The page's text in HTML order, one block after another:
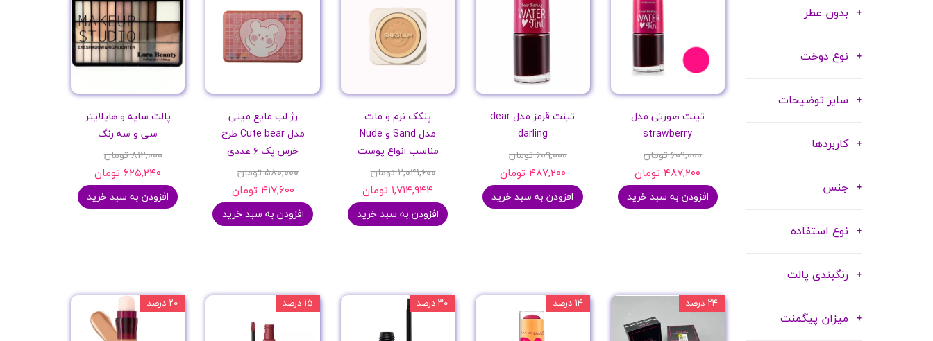
بدون عطر
نوع دوخت
سایر توضیحات
کاربردها
جنس
نوع استفاده
رنگبندی پالت
میزان پیگمنت
تینت صورتی مدل
strawberry
۶۰۹,۰۰۰ تومان
۴۸۷,۲۰۰ تومان
افزودن به سبد خرید
تینت قرمز مدل dear
darling
۶۰۹,۰۰۰ تومان
۴۸۷,۲۰۰ تومان
افزودن به سبد خرید
پنکک نرم و مات
مدل Sand و Nude
مناسب انواع پوست
۲,۰۴۱,۶۰۰ تومان
۱,۷۱۴,۹۴۴ تومان
افزودن به سبد خرید
رژ لب مایع مینی
مدل Cute bear طرح
خرس پک ۶ عددی
۵۸۰,۰۰۰ تومان
۴۱۷,۶۰۰ تومان
افزودن به سبد خرید
پالت سایه و هایلایتر
سی و سه رنگ
۸۱۲,۰۰۰ تومان
۶۲۵,۲۴۰ تومان
افزودن به سبد خرید
۲۴ درصد ۱۴ درصد ۳۰ درصد ۱۵ درصد ۲۰ درصد